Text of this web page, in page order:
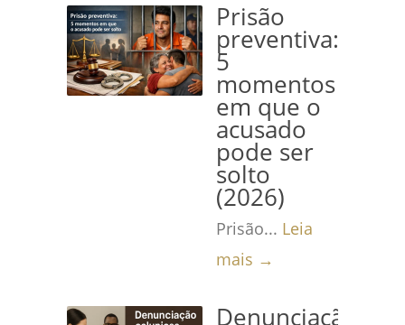
Prisão
preventiva:
5
momentos
em que o
acusado
pode ser
solto
(2026)
Prisão... Leia
mais →
Denunciação